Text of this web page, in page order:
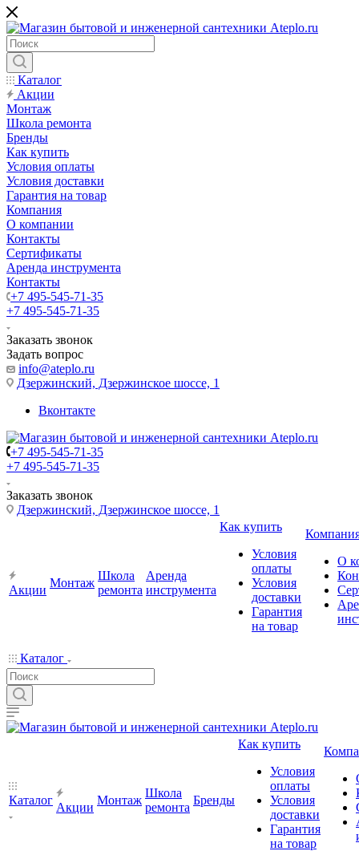
Каталог
Акции
Монтаж
Школа ремонта
Бренды
Как купить
Условия оплаты
Условия доставки
Гарантия на товар
Компания
О компании
Контакты
Сертификаты
Аренда инструмента
Контакты
+7 495-545-71-35
+7 495-545-71-35
Заказать звонок
Задать вопрос
info@ateplo.ru
Дзержинский, Дзержинское шоссе, 1
Вконтакте
+7 495-545-71-35
+7 495-545-71-35
Заказать звонок
Дзержинский, Дзержинское шоссе, 1
Акции
Монтаж
Школа
ремонта
Аренда
инструмента
Как купить
Условия
оплаты
Условия
доставки
Гарантия
на товар
О
Каталог
Каталог
Акции
Монтаж
Школа
ремонта
Бренды
Как купить
Условия
оплаты
Условия
доставки
Гарантия
на товар